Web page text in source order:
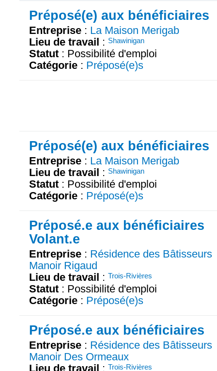
Préposé(e) aux bénéficiaires
Entreprise : La Maison Merigab
Lieu de travail : Shawinigan
Statut : Possibilité d'emploi
Catégorie : Préposé(e)s
Préposé(e) aux bénéficiaires
Entreprise : La Maison Merigab
Lieu de travail : Shawinigan
Statut : Possibilité d'emploi
Catégorie : Préposé(e)s
Préposé.e aux bénéficiaires
Volant.e
Entreprise : Résidence des Bâtisseurs
Manoir Rigaud
Lieu de travail : Trois-Rivières
Statut : Possibilité d'emploi
Catégorie : Préposé(e)s
Préposé.e aux bénéficiaires
Entreprise : Résidence des Bâtisseurs
Manoir Des Ormeaux
Lieu de travail : Trois-Rivières